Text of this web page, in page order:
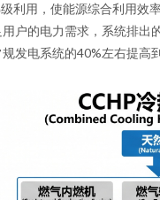
利用，使能源综合利用效
户的电力需求，系统排出
发电系统的40%左右提高